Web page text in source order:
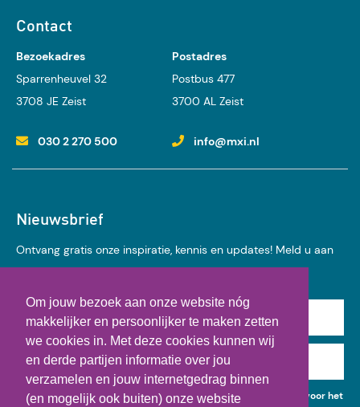
Om jouw bezoek aan onze website nóg
makkelijker en persoonlijker te maken zetten
we cookies in. Met deze cookies kunnen wij
en derde partijen informatie over jou
verzamelen en jouw internetgedrag binnen
(en mogelijk ook buiten) onze website
Contact
Bezoekadres
Sparrenheuvel 32
3708 JE Zeist
Postadres
Postbus 477
3700 AL Zeist
030 2 270 500 info@mxi.nl
Nieuwsbrief
Ontvang gratis onze inspiratie, kennis en updates! Meld u aan
voor onze nieuwsbrief:
Achternaam
E-mail
Ik geef toestemming voor het gebruik van mijn gegevens voor het